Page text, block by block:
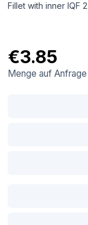
Fillet with inner IQF
€3.85
Menge auf Anfrage